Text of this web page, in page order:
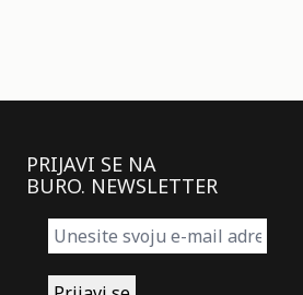
PRIJAVI SE NA
BURO. NEWSLETTER